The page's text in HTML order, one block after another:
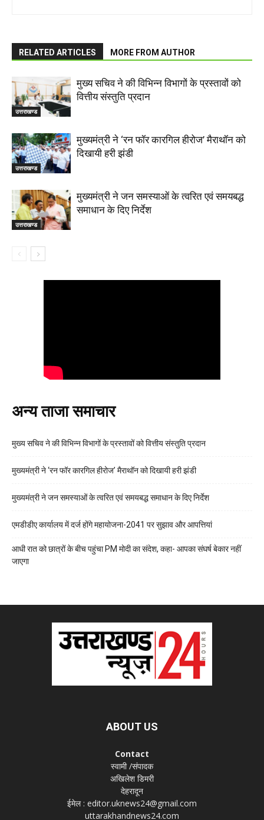
RELATED ARTICLES MORE FROM AUTHOR
उत्तराखण्ड
मुख्य सचिव ने की विभिन्न विभागों के प्रस्तावों को
वित्तीय संस्तुति प्रदान
उत्तराखण्ड
मुख्यमंत्री ने ‘रन फॉर कारगिल हीरोज’ मैराथॉन को
दिखायी हरी झंडी
उत्तराखण्ड
मुख्यमंत्री ने जन समस्याओं के त्वरित एवं समयबद्ध
समाधान के दिए निर्देश
अन्य ताजा समाचार
मुख्य सचिव ने की विभिन्न विभागों के प्रस्तावों को वित्तीय संस्तुति प्रदान
मुख्यमंत्री ने ‘रन फॉर कारगिल हीरोज’ मैराथॉन को दिखायी हरी झंडी
मुख्यमंत्री ने जन समस्याओं के त्वरित एवं समयबद्ध समाधान के दिए निर्देश
एमडीडीए कार्यालय में दर्ज होंगे महायोजना-2041 पर सुझाव और आपत्तियां
आधी रात को छात्रों के बीच पहुंचा PM मोदी का संदेश, कहा- आपका संघर्ष बेकार नहीं
जाएगा
ABOUT US
Contact
स्वामी /संपादक
अखिलेश डिमरी
देहरादून
ईमेल : editor.uknews24@gmail.com
uttarakhandnews24.com